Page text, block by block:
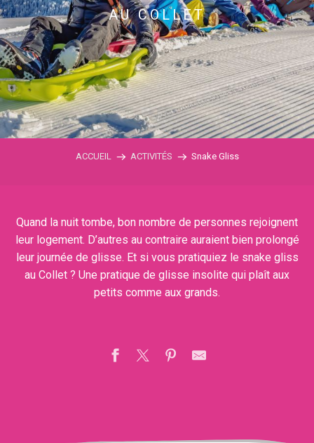
AU COLLET
ACCUEIL ACTIVITÉS Snake Gliss
Quand la nuit tombe, bon nombre de personnes rejoignent
leur logement. D’autres au contraire auraient bien prolongé
leur journée de glisse. Et si vous pratiquiez le snake gliss
au Collet ? Une pratique de glisse insolite qui plaît aux
petits comme aux grands.